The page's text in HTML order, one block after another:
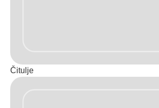
Čitulje